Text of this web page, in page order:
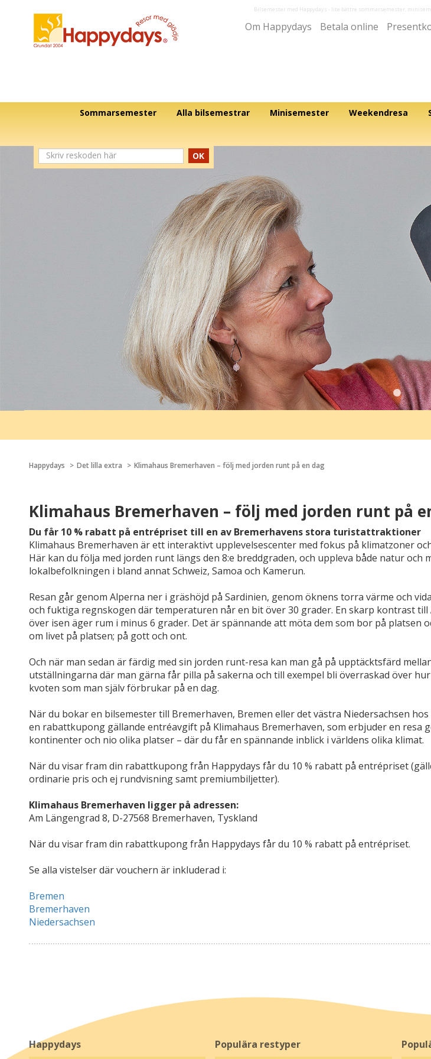
Bilsemester med Happydays - lite bättre sommarsemester,
Om Happydays Betala online
Sommarsemester Alla bilsemestrar Minisemester Weekendresa
OK
Happydays Det lilla extra Klimahaus Bremerhaven – följ med jorden runt på en dag
Klimahaus Bremerhaven – följ med jorden runt på
Du får 10 % rabatt på entrépriset till en av Bremerhavens stora turistattraktioner
Klimahaus Bremerhaven är ett interaktivt upplevelsescenter med fokus på klimatzoner
Här kan du följa med jorden runt längs den 8:e breddgraden, och uppleva både natur och
lokalbefolkningen i bland annat Schweiz, Samoa och Kamerun.
Resan går genom Alperna ner i gräshöjd på Sardinien, genom öknens torra värme och
och fuktiga regnskogen där temperaturen når en bit över 30 grader. En skarp kontrast
över isen äger rum i minus 6 grader. Det är spännande att möta dem som bor på platsen
om livet på platsen; på gott och ont.
Och när man sedan är färdig med sin jorden runt-resa kan man gå på upptäcktsfärd
utställningarna där man gärna får pilla på sakerna och till exempel bli överraskad över hur
kvoten som man själv förbrukar på en dag.
När du bokar en bilsemester till Bremerhaven, Bremen eller det västra Niedersachsen hos
en rabattkupong gällande entréavgift på Klimahaus Bremerhaven, som erbjuder en resa
kontinenter och nio olika platser – där du får en spännande inblick i världens olika klimat.
När du visar fram din rabattkupong från Happydays får du 10 % rabatt på entrépriset
ordinarie pris och ej rundvisning samt premiumbiljetter).
Klimahaus Bremerhaven ligger på adressen:
Am Längengrad 8, D-27568 Bremerhaven, Tyskland
När du visar fram din rabattkupong från Happydays får du 10 % rabatt på entrépriset.
Se alla vistelser där vouchern är inkluderad i:
Bremen
Bremerhaven
Niedersachsen
Happydays Populära restyper